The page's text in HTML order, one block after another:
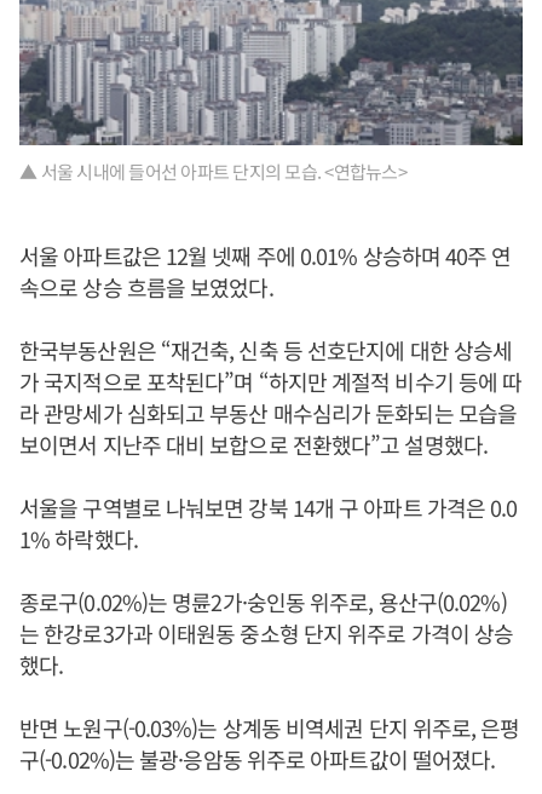
▲ 서울 시내에 들어선 아파트 단지의 모습. <연합뉴스>
서울 아파트값은 12월 넷째 주에 0.01% 상승하며 40주 연
속으로 상승 흐름을 보였었다.
한국부동산원은 “재건축, 신축 등 선호단지에 대한 상승세
가 국지적으로 포착된다”며 “하지만 계절적 비수기 등에 따
라 관망세가 심화되고 부동산 매수심리가 둔화되는 모습을
보이면서 지난주 대비 보합으로 전환했다”고 설명했다.
서울을 구역별로 나눠보면 강북 14개 구 아파트 가격은 0.0
1% 하락했다.
종로구(0.02%)는 명륜2가·숭인동 위주로, 용산구(0.02%)
는 한강로3가과 이태원동 중소형 단지 위주로 가격이 상승
했다.
반면 노원구(-0.03%)는 상계동 비역세권 단지 위주로, 은평
구(-0.02%)는 불광·응암동 위주로 아파트값이 떨어졌다.